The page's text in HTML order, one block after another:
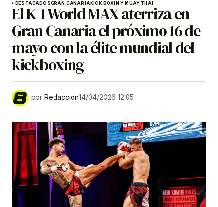
DESTACADOSGRAN CANARIAKICK BOXIN Y MUAY THAI
El K-1 World MAX aterriza en
Gran Canaria el próximo 16 de
mayo con la élite mundial del
kickboxing
por Redacción14/04/2026 12:05